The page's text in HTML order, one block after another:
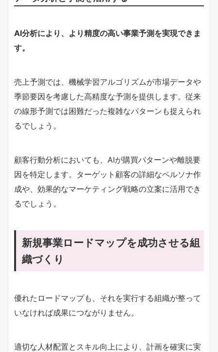
AI分析により、より精度の高い事業予測を実現できま
す。
売上予測では、機械学習アルゴリズムが市場データや
季節要因を考慮した高精度な予測を提供します。従来
の線形予測では困難だった複雑なパターンも捉えられ
るでしょう。
顧客行動分析においても、AIが購買パターンや離脱要
因を特定します。ターゲット顧客の詳細なペルソナ作
成や、効果的なマーケティング戦略の立案に活用でき
るでしょう。
新規事業ロードマップを成功させる組
織づくり
優れたロードマップも、それを実行する組織が整って
いなければ成果につながりません。
適切な人材配置とスキル向上により、計画を確実に実